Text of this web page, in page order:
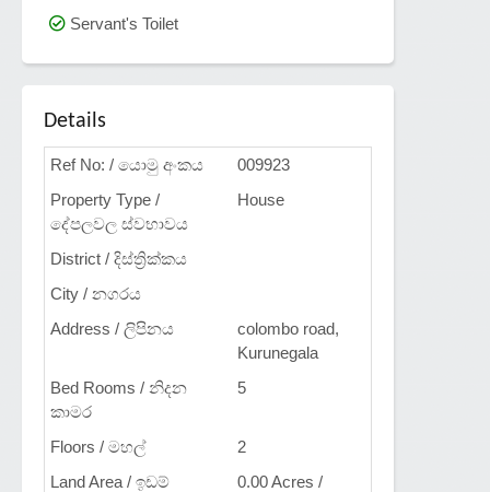
Servant's Toilet
Details
Ref No: / යොමු අංකය
009923
Property Type /
දේපලවල ස්වභාවය
House
District / දිස්ත්‍රික්කය
City / නගරය
Address / ලිපිනය
colombo road,
Kurunegala
Bed Rooms / නිදන
කාමර
5
Floors / මහල්
2
Land Area / ඉඩම්
0.00 Acres /